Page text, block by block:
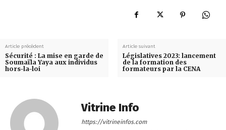
Article précédent
Sécurité : La mise en garde de
Soumaïla Yaya aux individus
hors-la-loi
Article suivant
Législatives 2023: lancement
de la formation des
formateurs par la CENA
Vitrine Info
https://vitrineinfos.com